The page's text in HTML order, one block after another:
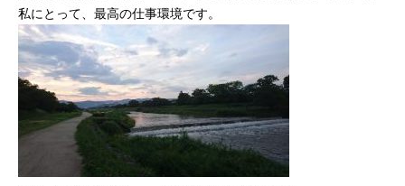
Webディレクター
mmjテックブログ
mmjコーポレートサイト
私にとって、最高の仕事環境です。